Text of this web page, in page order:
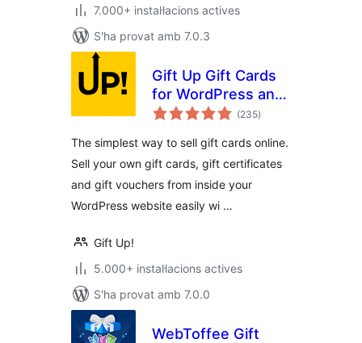
7.000+ instal·lacions actives
S'ha provat amb 7.0.3
Gift Up Gift Cards
for WordPress and
WooCommerce
(235puntuacions
totals
)
The simplest way to sell gift cards online.
Sell your own gift cards, gift certificates
and gift vouchers from inside your
WordPress website easily wi …
Gift Up!
5.000+ instal·lacions actives
S'ha provat amb 7.0.0
WebToffee Gift